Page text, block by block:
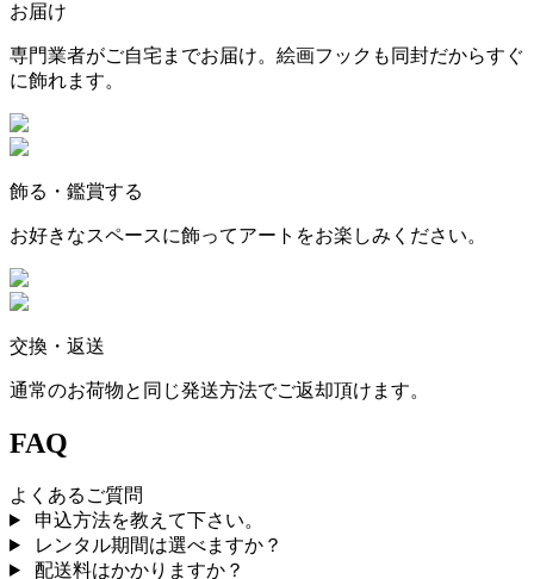
お届け
専門業者がご自宅までお届け。絵画フックも同封だからすぐ
に飾れます。
飾る・鑑賞する
お好きなスペースに飾ってアートをお楽しみください。
交換・返送
通常のお荷物と同じ発送方法でご返却頂けます。
FAQ
よくあるご質問
申込方法を教えて下さい。
レンタル期間は選べますか？
配送料はかかりますか？